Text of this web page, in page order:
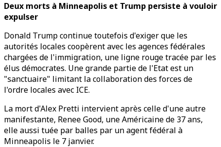
Deux morts à Minneapolis et Trump persiste à vouloir
expulser
Donald Trump continue toutefois d'exiger que les
autorités locales coopèrent avec les agences fédérales
chargées de l'immigration, une ligne rouge tracée par les
élus démocrates. Une grande partie de l'Etat est un
"sanctuaire" limitant la collaboration des forces de
l'ordre locales avec ICE.
La mort d'Alex Pretti intervient après celle d'une autre
manifestante, Renee Good, une Américaine de 37 ans,
elle aussi tuée par balles par un agent fédéral à
Minneapolis le 7 janvier.